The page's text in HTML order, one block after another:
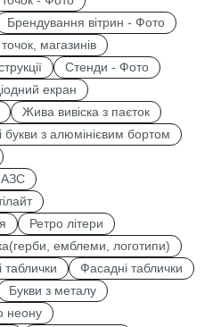
Брендування вітрин - Фото
магазинів
Стенди - Фото
екран
Жива вивіска з паєток
букви з алюмінієвим бортом
АЗС
Ретро літери
емблеми, логотипи)
таблички
Фасадні таблички
Букви з металу
неону